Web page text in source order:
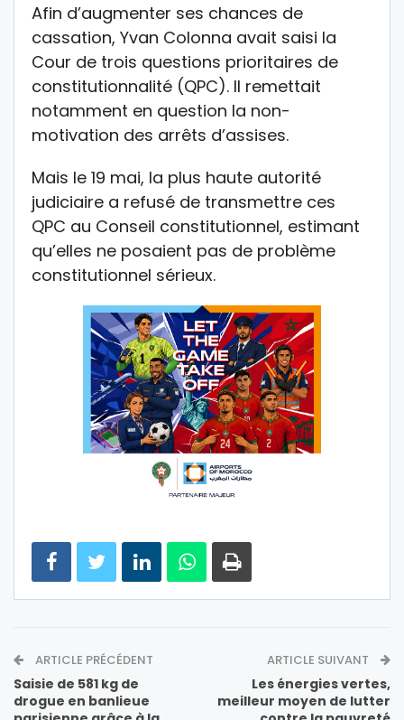
Afin d’augmenter ses chances de
cassation, Yvan Colonna avait saisi la
Cour de trois questions prioritaires de
constitutionnalité (QPC). Il remettait
notamment en question la non-
motivation des arrêts d’assises.
Mais le 19 mai, la plus haute autorité
judiciaire a refusé de transmettre ces
QPC au Conseil constitutionnel, estimant
qu’elles ne posaient pas de problème
constitutionnel sérieux.
ARTICLE PRÉCÉDENT
Saisie de 581 kg de
drogue en banlieue
ARTICLE SUIVANT
Les énergies vertes,
meilleur moyen de lutter